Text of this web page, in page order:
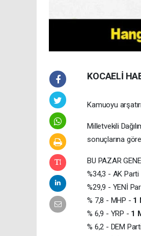
KOCAELİ
Kamuoyu
Milletvekili
sonuçlarına
BU PAZAR
%34,3 - AK Parti
%29,9 - YENİ
% 7,8 - MHP - 1
% 6,9 - YRP - 1
% 6,2 - DEM